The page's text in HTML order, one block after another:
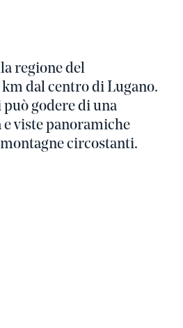
regione del
dal centro di Lugano.
può godere di una
viste panoramiche
circostanti.